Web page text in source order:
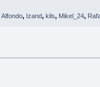
Alfondo, Izand, kils, Mikel_24,